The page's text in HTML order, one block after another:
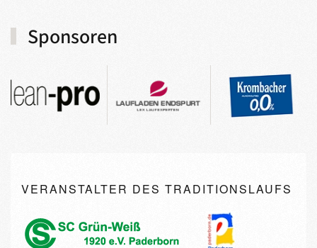
Sponsoren
VERANSTALTER DES TRADITIONSLAUFS